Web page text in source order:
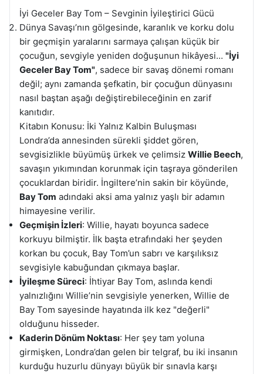
İyi Geceler Bay Tom – Sevginin İyileştirici Gücü
Dünya Savaşı’nın gölgesinde, karanlık ve korku dolu
bir geçmişin yaralarını sarmaya çalışan küçük bir
çocuğun, sevgiyle yeniden doğuşunun hikâyesi... "İyi
Geceler Bay Tom", sadece bir savaş dönemi romanı
değil; aynı zamanda şefkatin, bir çocuğun dünyasını
nasıl baştan aşağı değiştirebileceğinin en zarif
kanıtıdır.
Kitabın Konusu: İki Yalnız Kalbin Buluşması
Londra’da annesinden sürekli şiddet gören,
sevgisizlikle büyümüş ürkek ve çelimsiz Willie Beech,
savaşın yıkımından korunmak için taşraya gönderilen
çocuklardan biridir. İngiltere’nin sakin bir köyünde,
Bay Tom adındaki aksi ama yalnız yaşlı bir adamın
himayesine verilir.
Geçmişin İzleri: Willie, hayatı boyunca sadece
korkuyu bilmiştir. İlk başta etrafındaki her şeyden
korkan bu çocuk, Bay Tom’un sabrı ve karşılıksız
sevgisiyle kabuğundan çıkmaya başlar.
İyileşme Süreci: İhtiyar Bay Tom, aslında kendi
yalnızlığını Willie’nin sevgisiyle yenerken, Willie de
Bay Tom sayesinde hayatında ilk kez "değerli"
olduğunu hisseder.
Kaderin Dönüm Noktası: Her şey tam yoluna
girmişken, Londra’dan gelen bir telgraf, bu iki insanın
kurduğu huzurlu dünyayı büyük bir sınavla karşı